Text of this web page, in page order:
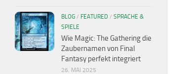
BLOG / FEATURED / SPRACHE &
SPIELE
Wie Magic: The Gathering die
Zaubernamen von Final
Fantasy perfekt integriert
26. MAI 2025